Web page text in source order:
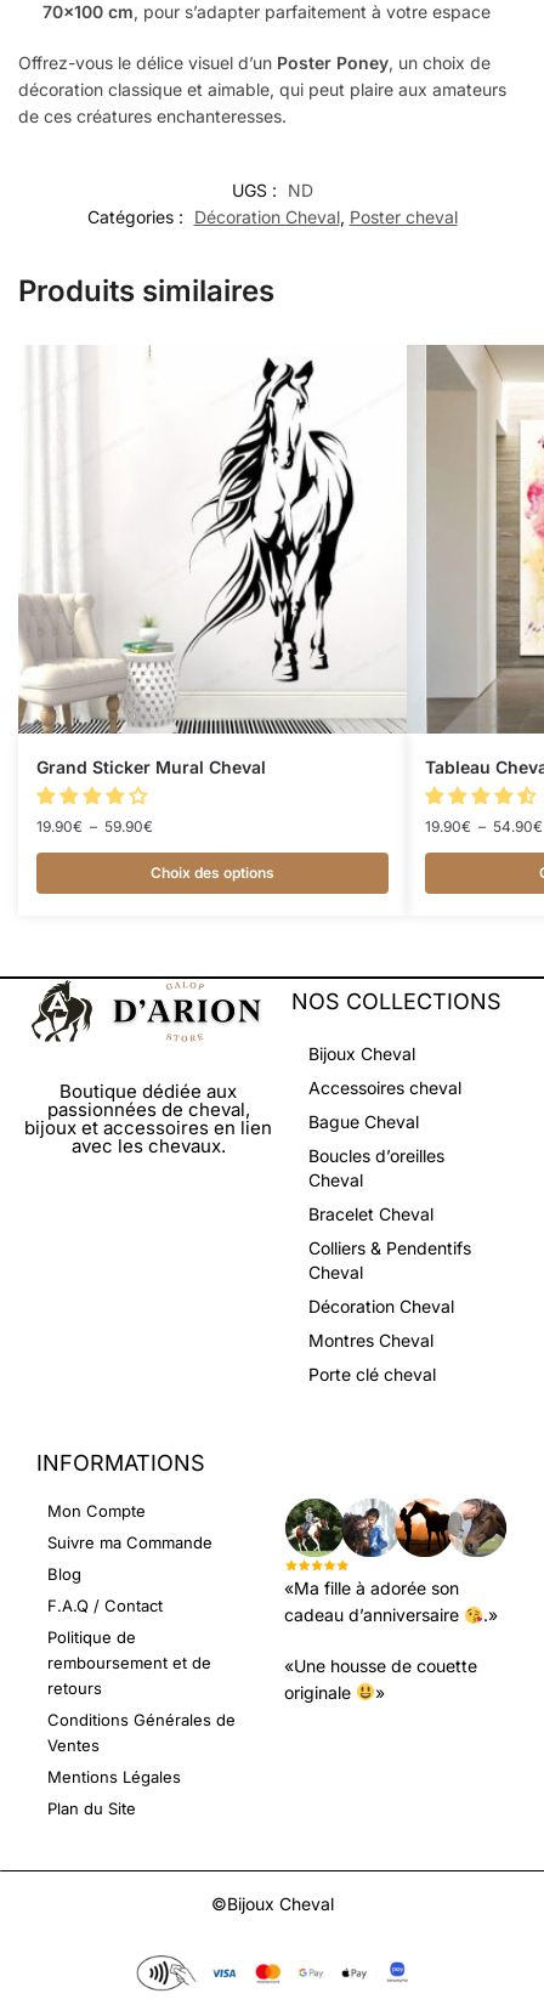
70×100 cm, pour s’adapter parfaitement à votre espace
Offrez-vous le délice visuel d’un Poster Poney, un choix de
décoration classique et aimable, qui peut plaire aux amateurs
de ces créatures enchanteresses.
UGS :
ND
Catégories :
Décoration Cheval, Poster cheval
Produits similaires
Grand Sticker Mural Cheval
19.90€ – 59.90€
Choix des options
Tableau
19.90€ – 54.90€
Boutique dédiée aux
passionnées de cheval,
bijoux et accessoires en lien
avec les chevaux.
NOS COLLECTIONS
Bijoux Cheval
Accessoires cheval
Bague Cheval
Boucles d’oreilles
Cheval
Bracelet Cheval
Colliers & Pendentifs
Cheval
Décoration Cheval
Montres Cheval
Porte clé cheval
INFORMATIONS
Mon Compte
Suivre ma Commande
Blog
F.A.Q / Contact
Politique de
remboursement et de
retours
Conditions Générales de
Ventes
Mentions Légales
Plan du Site
«Ma fille à adorée son
cadeau d’anniversaire
.»
«Une housse de couette
originale
»
©Bijoux Cheval